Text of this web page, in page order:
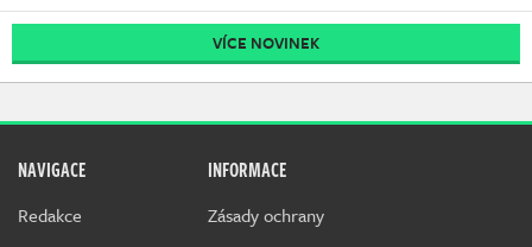
VÍCE NOVINEK
NAVIGACE
Redakce
INFORMACE
Zásady ochrany